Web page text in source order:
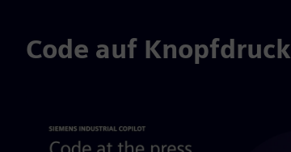
Code auf Knopfdruck